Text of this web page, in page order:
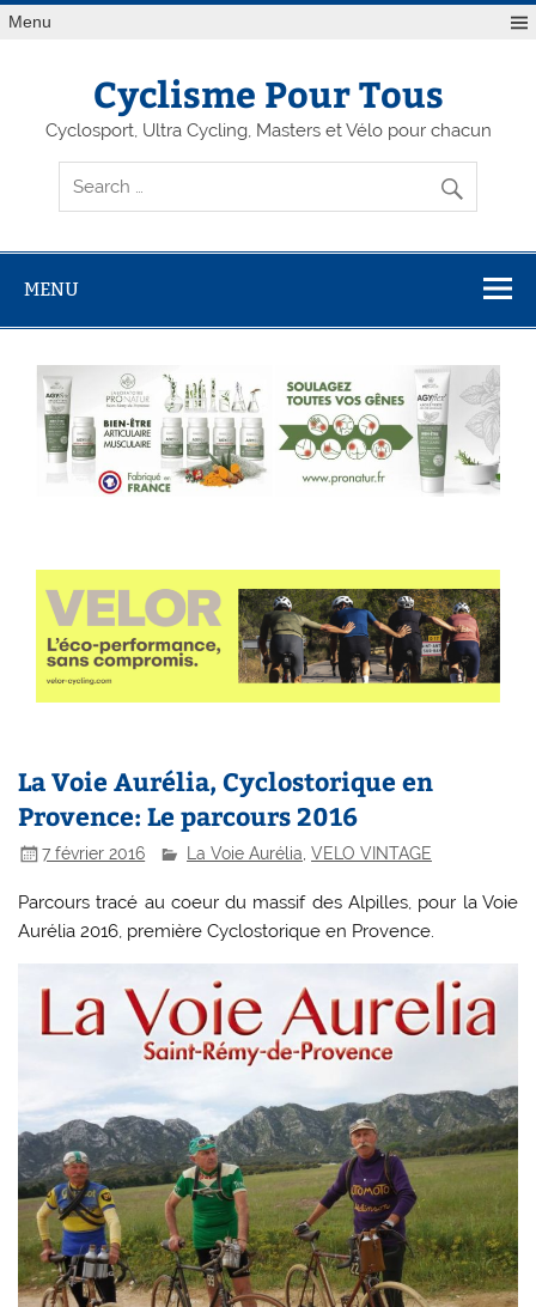
Menu
Cyclisme Pour Tous
Cyclosport, Ultra Cycling, Masters et Vélo pour chacun
MENU
La Voie Aurélia, Cyclostorique en
Provence: Le parcours 2016
7 février 2016 La Voie Aurélia ,VELO VINTAGE
Parcours tracé au coeur du massif des Alpilles, pour la Voie
Aurélia 2016, première Cyclostorique en Provence.